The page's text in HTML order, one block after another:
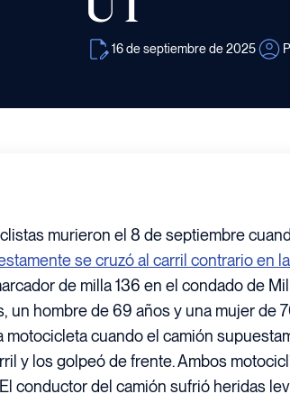
16 de septiembre de 2025
murieron el 8 de septiembre
se cruzó al carril contrario en
de milla 136 en el condado de
un hombre de 69 años y una mujer de
motocicleta cuando el camión
y los golpeó de frente. Ambos
conductor del camión sufrió heridas